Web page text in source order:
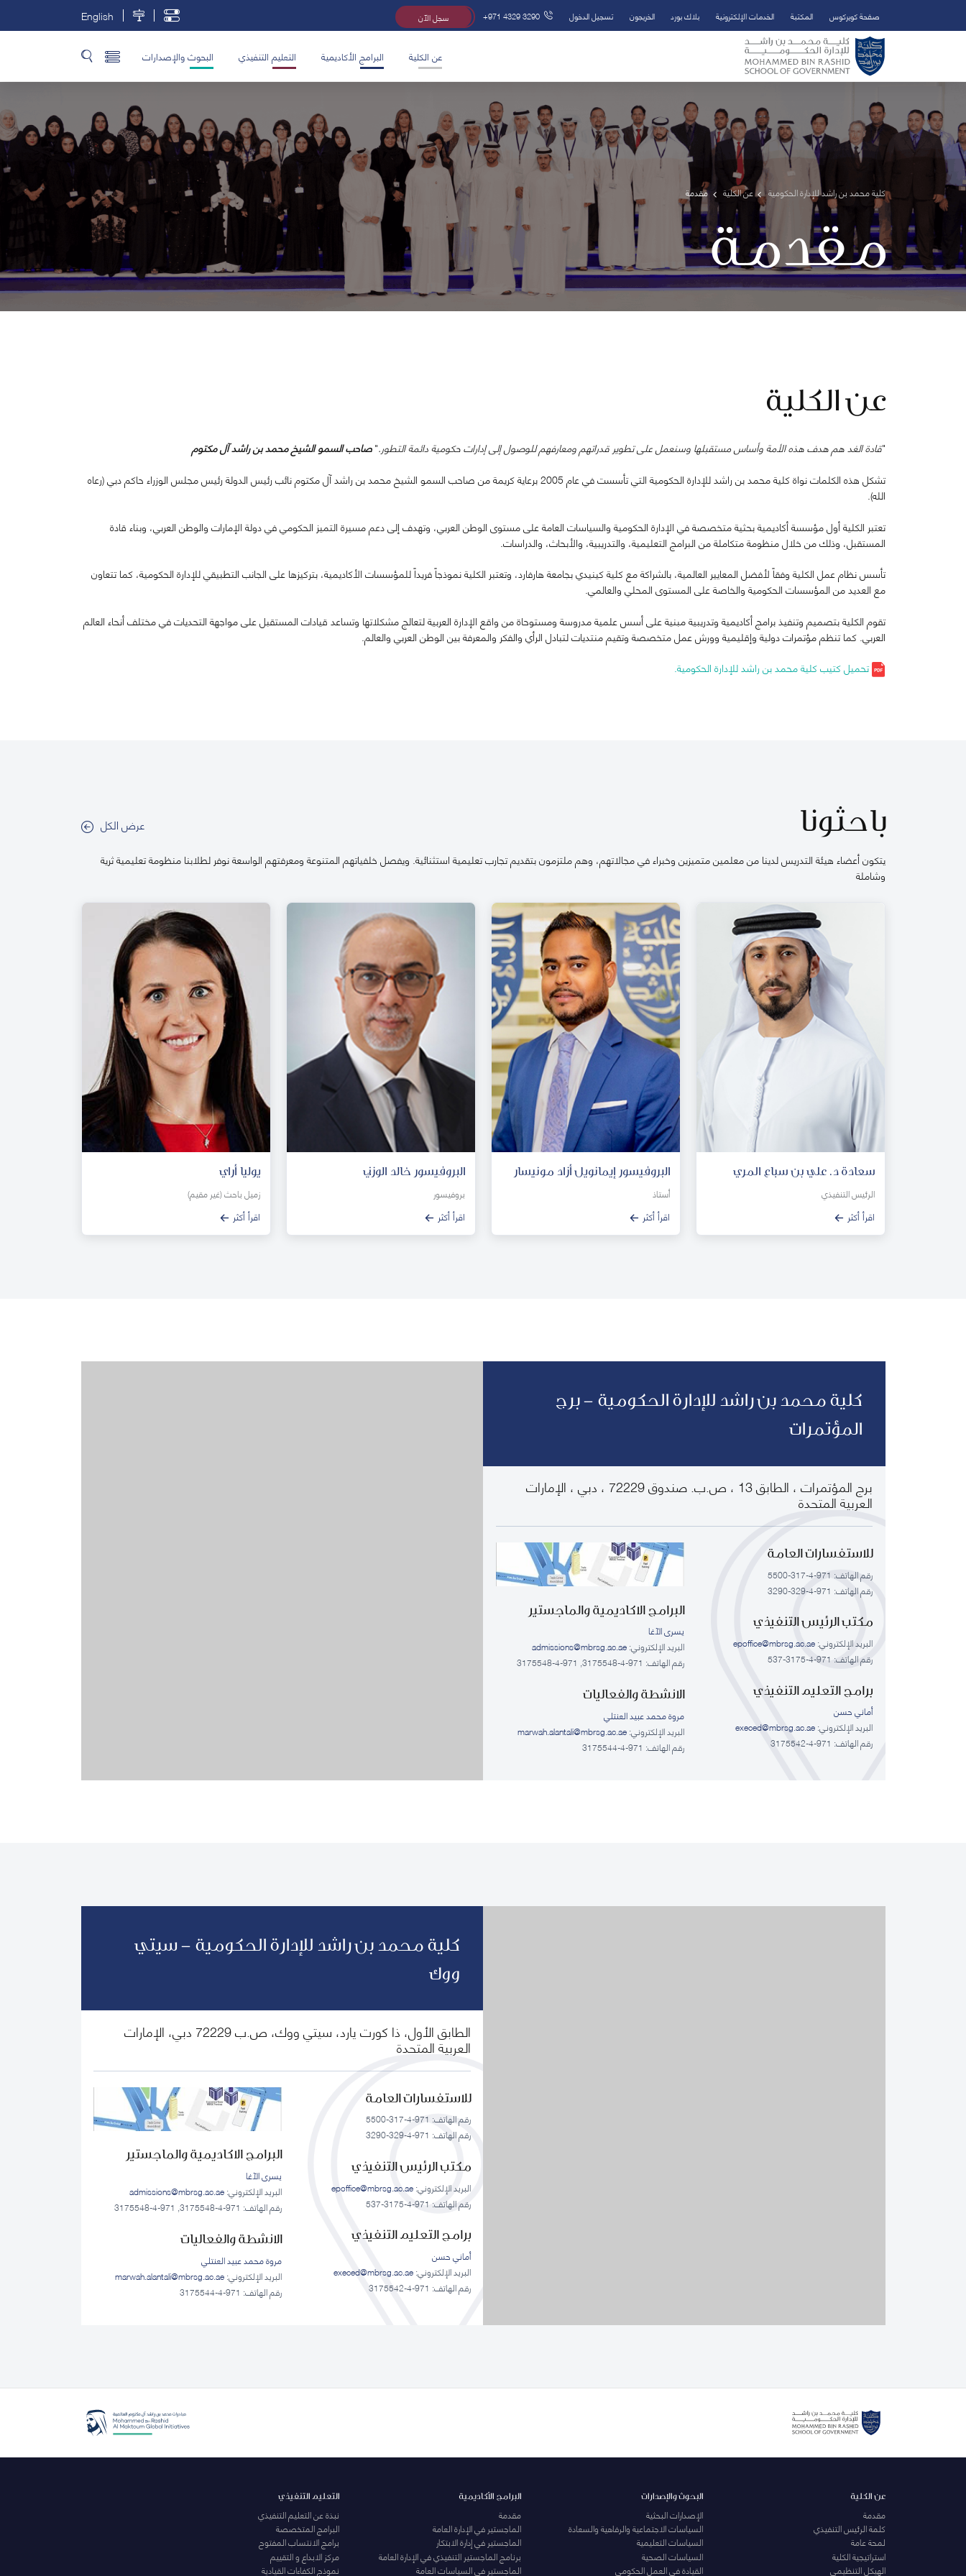
صفحة كويركوس المكتبة الخدمات الإلكترونية بلاك بورد الخريجون تسجيل الدخول +971 4329 3290 سجل الآن English
عن الكلية البرامج الأكاديمية التعليم التنفيذي البحوث والإصدارات
كلية محمد بن راشد للإدارة الحكومية عن الكلية مقدمة
مقدمة
عن الكلية
"قادة الغد هم هدف هذه الأمة وأساس مستقبلها وسنعمل على تطوير قدراتهم ومعارفهم للوصول إلى إدارات حكومية دائمة التطور." صاحب السمو الشيخ محمد بن راشد آل مكتوم
تشكل هذه الكلمات نواة كلية محمد بن راشد للإدارة الحكومية التي تأسست في عام 2005 برعاية كريمة من صاحب السمو الشيخ محمد بن راشد آل مكتوم نائب رئيس الدولة رئيس مجلس الوزراء حاكم دبي (رعاه
الله).
تعتبر الكلية أول مؤسسة أكاديمية بحثية متخصصة في الإدارة الحكومية والسياسات العامة على مستوى الوطن العربي، وتهدف إلى دعم مسيرة التميز الحكومي في دولة الإمارات والوطن العربي، وبناء قادة
المستقبل، وذلك من خلال منظومة متكاملة من البرامج التعليمية، والتدريبية، والأبحاث، والدراسات.
تأسس نظام عمل الكلية وفقاً لأفضل المعايير العالمية، بالشراكة مع كلية كينيدي بجامعة هارفارد، وتعتبر الكلية نموذجاً فريداً للمؤسسات الأكاديمية، بتركيزها على الجانب التطبيقي للإدارة الحكومية، كما تتعاون
مع العديد من المؤسسات الحكومية والخاصة على المستوى المحلي والعالمي.
تقوم الكلية بتصميم وتنفيذ برامج أكاديمية وتدريبية مبنية على أسس علمية مدروسة ومستوحاة من واقع الإدارة العربية لتعالج مشكلاتها وتساعد قيادات المستقبل على مواجهة التحديات في مختلف أنحاء العالم
العربي. كما تنظم مؤتمرات دولية وإقليمية وورش عمل متخصصة وتقيم منتديات لتبادل الرأي والفكر والمعرفة بين الوطن العربي والعالم.
تحميل كتيب كلية محمد بن راشد للإدارة الحكومية.
باحثونا عرض الكل
يتكون أعضاء هيئة التدريس لدينا من معلمين متميزين وخبراء في مجالاتهم، وهم ملتزمون بتقديم تجارب تعليمية استثنائية. ويفصل خلفياتهم المتنوعة ومعرفتهم الواسعة نوفر لطلابنا منظومة تعليمية ثرية
وشاملة
سعادة د. علي بن سباع المري
الرئيس التنفيذي
اقرأ أكثر
البروفيسور إيمانويل أزاد مونيسار
أستاذ
اقرأ أكثر
البروفيسور خالد الوزني
بروفيسور
اقرأ أكثر
يوليا أراي
زميل باحث (غير مقيم)
اقرأ أكثر
كلية محمد بن راشد للإدارة الحكومية - برج
المؤتمرات
برج المؤتمرات ، الطابق 13 ، ص.ب. صندوق 72229 ، دبي ، الإمارات
العربية المتحدة
للاستفسارات العامة
رقم الهاتف: 971-4-317-5500
رقم الهاتف: 971-4-329-3290
مكتب الرئيس التنفيذي
البريد الإلكتروني:epoffice@mbrsg.ac.ae
رقم الهاتف: 971-4-3175-537
برامج التعليم التنفيذي
أماني حسن
البريد الإلكتروني:execed@mbrsg.ac.ae
رقم الهاتف: 971-4-3175542
البرامج الاكاديمية والماجستير
يسرى الآغا
البريد الإلكتروني:admissions@mbrsg.ac.ae
رقم الهاتف: 971-4-3175548, 971-4-3175548
الانشطة والفعاليات
مروة محمد عبيد العنتلي
البريد الإلكتروني:marwah.alantali@mbrsg.ac.ae​
رقم الهاتف: 971-4-3175544
كلية محمد بن راشد للإدارة الحكومية - سيتي
ووك
الطابق الأول، ذا كورت يارد، سيتي ووك، ص.ب 72229 دبي، الإمارات
العربية المتحدة
للاستفسارات العامة
رقم الهاتف: 971-4-317-5500
رقم الهاتف: 971-4-329-3290
مكتب الرئيس التنفيذي
البريد الإلكتروني:epoffice@mbrsg.ac.ae
رقم الهاتف: 971-4-3175-537
برامج التعليم التنفيذي
أماني حسن
البريد الإلكتروني:execed@mbrsg.ac.ae
رقم الهاتف: 971-4-3175542
البرامج الاكاديمية والماجستير
يسرى الآغا
البريد الإلكتروني:admissions@mbrsg.ac.ae
رقم الهاتف: 971-4-3175548, 971-4-3175548
الانشطة والفعاليات
مروة محمد عبيد العنتلي
البريد الإلكتروني:marwah.alantali@mbrsg.ac.ae​
رقم الهاتف: 971-4-3175544
عن الكلية
مقدمة
كلمة الرئيس التنفيذي
لمحة عامة
استراتيجية الكلية
الهيكل التنظيمي
البحوث والإصدارات
الإصدارات البحثية
السياسات الاجتماعية والرفاهية والسعادة
السياسات التعليمية
السياسات الصحية
القيادة في العمل الحكومي
البرامج الأكاديمية
مقدمة
الماجستير في الإدارة العامة
الماجستير في إدارة الابتكار
برنامج الماجستير التنفيذي في الإدارة العامة
الماجستير في السياسات العامة
التعليم التنفيذي
نبذة عن التعليم التنفيذي
البرامج المتخصصة
برامج الانتساب المفتوح
مركز الابداع و التقييم
نموذج الكفاءات القيادية